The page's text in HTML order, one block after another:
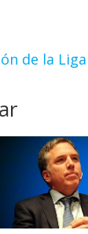
de la